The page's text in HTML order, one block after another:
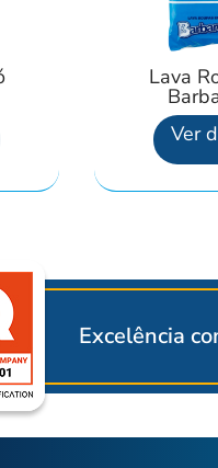
Lava
Ver
Excelência